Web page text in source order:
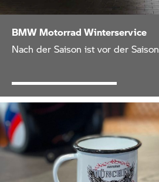
BMW Motorrad Winterservice
Nach der Saison ist vor der Saison